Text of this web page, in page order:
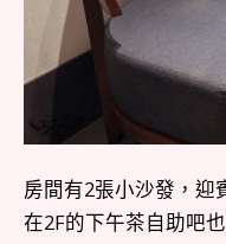
房間有2張小沙發，迎
在2F的下午茶自助吧